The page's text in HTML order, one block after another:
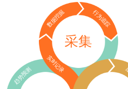
采集
数据挖掘 行为追踪
实时记录
趋势预测